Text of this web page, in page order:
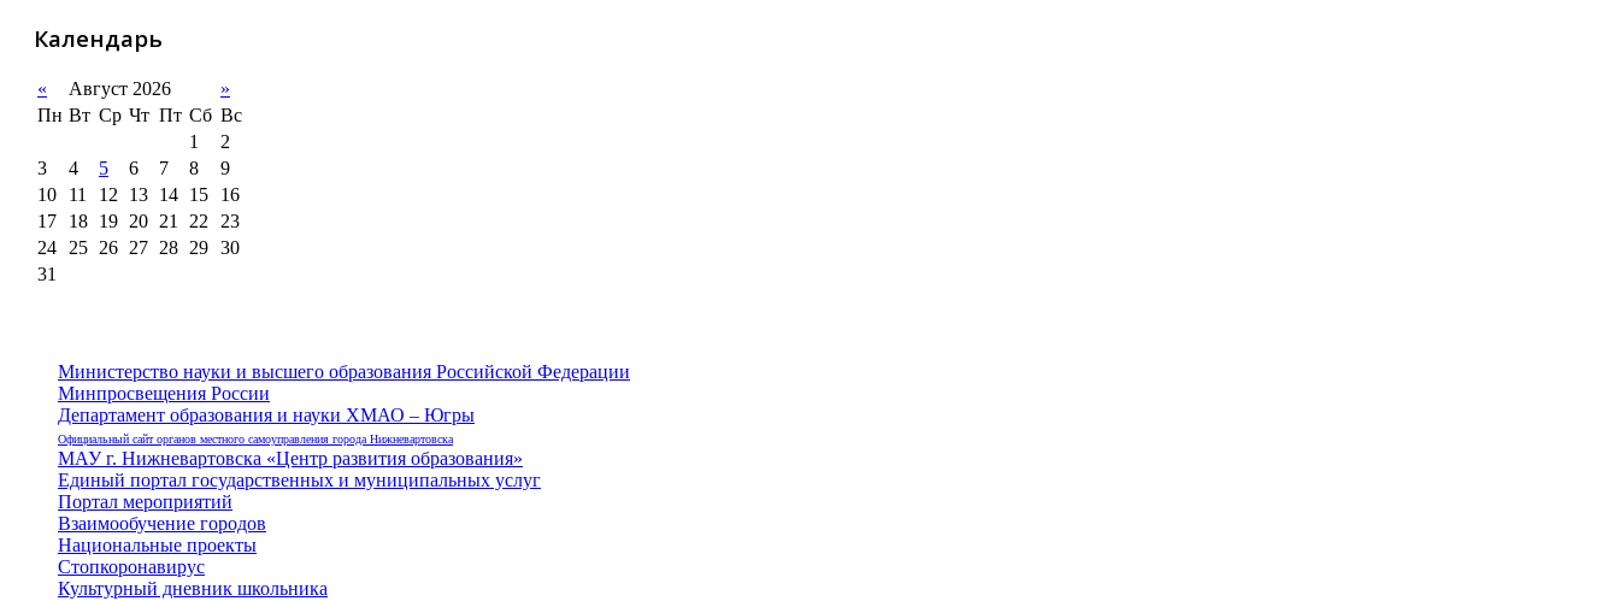
Календарь
« Август 2026
»
Пн Вт Ср Чт Пт Сб Вс
1
2
3
4 5 6 7 8
9
10
11 12 13 14 15
16
17
18 19 20 21 22
23
24
25 26 27 28 29 30
31
Министерство науки и высшего образования Российской Федерации
Минпросвещения России
Департамент образования и науки ХМАО – Югры
Официальный сайт органов местного самоуправления города Нижневартовска
МАУ г. Нижневартовска «Центр развития образования»
Единый портал государственных и муниципальных услуг
Портал мероприятий
Взаимообучение городов
Национальные проекты
Стопкоронавирус
Культурный дневник школьника